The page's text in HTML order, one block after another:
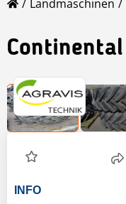
Landmaschinen
Continental
INFO